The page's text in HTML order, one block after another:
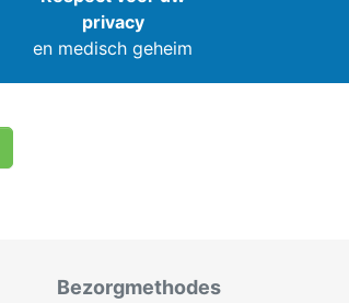
privacy
en medisch geheim
Bezorgmethodes